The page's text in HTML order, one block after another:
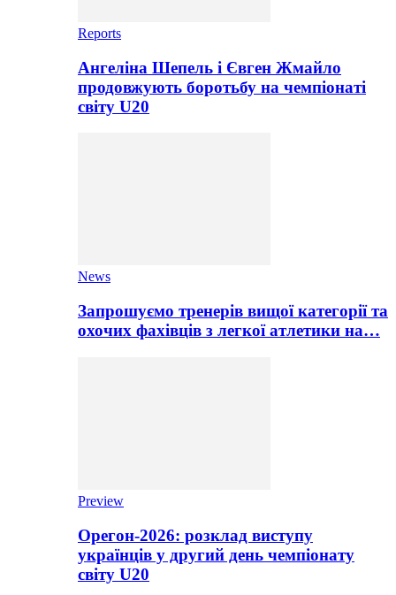
Reports
Ангеліна Шепель і Євген Жмайло
продовжують боротьбу на чемпіонаті
світу U20
News
Запрошуємо тренерів вищої категорії та
охочих фахівців з легкої атлетики на…
Preview
Орегон-2026: розклад виступу
українців у другий день чемпіонату
світу U20